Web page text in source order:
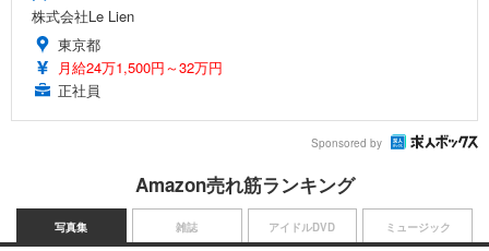
株式会社Le Lien
東京都
月給24万1,500円～32万円
正社員
Sponsored by
Amazon売れ筋ランキング
写真集 雑誌 アイドルDVD ミュージック